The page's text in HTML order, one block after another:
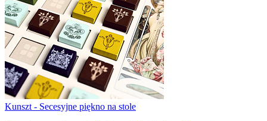
Kunszt - Secesyjne piękno na stole